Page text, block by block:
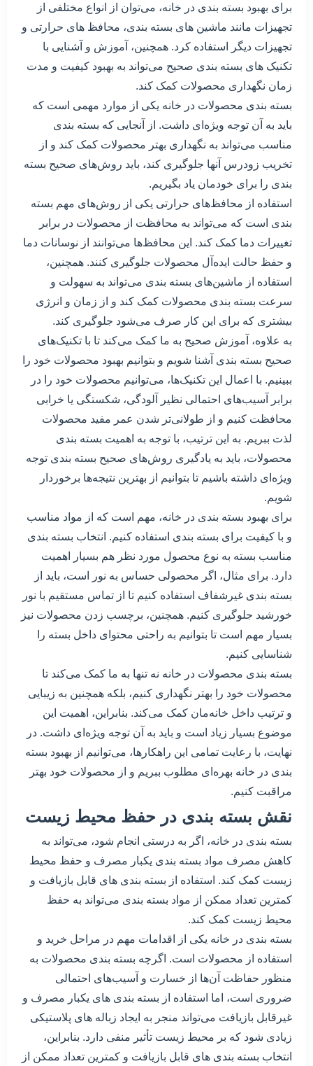
برای بهبود بسته بندی در خانه، می‌توان از انواع مختلفی از
تجهیزات مانند ماشین های بسته بندی، محافظ های حرارتی و
تجهیزات دیگر استفاده کرد. همچنین، آموزش و آشنایی با
تکنیک های بسته بندی صحیح می‌تواند به بهبود کیفیت و مدت
زمان نگهداری محصولات کمک کند.
بسته بندی محصولات در خانه یکی از موارد مهمی است که
باید به آن توجه ویژه‌ای داشت. از آنجایی که بسته بندی
مناسب می‌تواند به نگهداری بهتر محصولات کمک کند و از
تخریب زودرس آنها جلوگیری کند، باید روش‌های صحیح بسته
بندی را برای خودمان یاد بگیریم.
استفاده از محافظ‌های حرارتی یکی از روش‌های مهم بسته
بندی است که می‌تواند به محافظت از محصولات در برابر
تغییرات دما کمک کند. این محافظ‌ها می‌توانند از نوسانات دما
و حفظ حالت ایده‌آل محصولات جلوگیری کنند. همچنین،
استفاده از ماشین‌های بسته بندی می‌تواند به سهولت و
سرعت بسته بندی محصولات کمک کند و از زمان و انرژی
بیشتری که برای این کار صرف می‌شود جلوگیری کند.
به علاوه، آموزش صحیح به ما کمک می‌کند تا با تکنیک‌های
صحیح بسته بندی آشنا شویم و بتوانیم بهبود محصولات خود را
ببینیم. با اعمال این تکنیک‌ها، می‌توانیم محصولات خود را در
برابر آسیب‌های احتمالی نظیر آلودگی، شکستگی یا خرابی
محافظت کنیم و از طولانی‌تر شدن عمر مفید محصولات
لذت ببریم. به این ترتیب، با توجه به اهمیت بسته بندی
محصولات، باید به یادگیری روش‌های صحیح بسته بندی توجه
ویژه‌ای داشته باشیم تا بتوانیم از بهترین نتیجه‌ها برخوردار
شویم.
برای بهبود بسته بندی در خانه، مهم است که از مواد مناسب
و با کیفیت برای بسته بندی استفاده کنیم. انتخاب بسته بندی
مناسب بسته به نوع محصول مورد نظر هم بسیار اهمیت
دارد. برای مثال، اگر محصولی حساس به نور است، باید از
بسته بندی غیرشفاف استفاده کنیم تا از تماس مستقیم با نور
خورشید جلوگیری کنیم. همچنین، برچسب زدن محصولات نیز
بسیار مهم است تا بتوانیم به راحتی محتوای داخل بسته را
شناسایی کنیم.
بسته بندی محصولات در خانه نه تنها به ما کمک می‌کند تا
محصولات خود را بهتر نگهداری کنیم، بلکه همچنین به زیبایی
و ترتیب داخل خانه‌مان کمک می‌کند. بنابراین، اهمیت این
موضوع بسیار زیاد است و باید به آن توجه ویژه‌ای داشت. در
نهایت، با رعایت تمامی این راهکارها، می‌توانیم از بهبود بسته
بندی در خانه بهره‌ای مطلوب ببریم و از محصولات خود بهتر
مراقبت کنیم.
نقش بسته بندی در حفظ محیط زیست
بسته بندی در خانه، اگر به درستی انجام شود، می‌تواند به
کاهش مصرف مواد بسته بندی یکبار مصرف و حفظ محیط
زیست کمک کند. استفاده از بسته بندی های قابل بازیافت و
کمترین تعداد ممکن از مواد بسته بندی می‌تواند به حفظ
محیط زیست کمک کند.
بسته بندی در خانه یکی از اقدامات مهم در مراحل خرید و
استفاده از محصولات است. اگرچه بسته بندی محصولات به
منظور حفاظت آن‌ها از خسارت و آسیب‌های احتمالی
ضروری است، اما استفاده از بسته بندی های یکبار مصرف و
غیرقابل بازیافت می‌تواند منجر به ایجاد زباله های پلاستیکی
زیادی شود که بر محیط زیست تأثیر منفی دارد. بنابراین،
انتخاب بسته بندی های قابل بازیافت و کمترین تعداد ممکن از